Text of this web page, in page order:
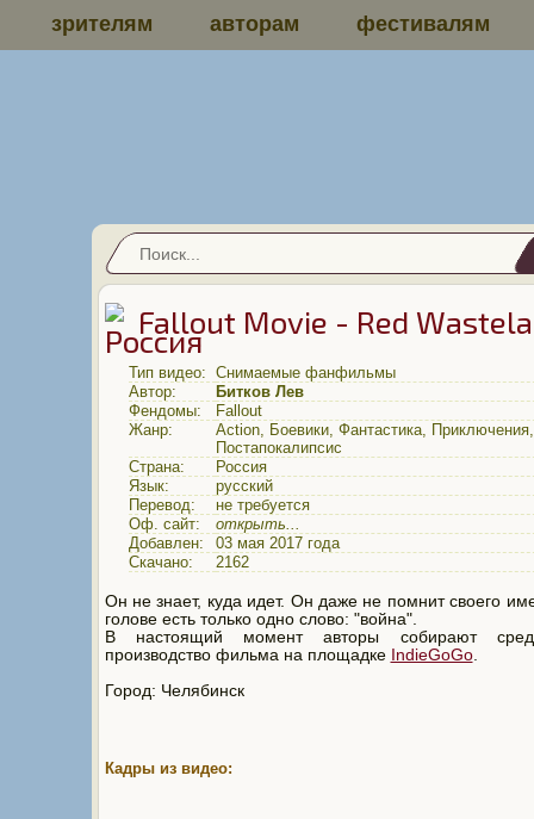
зрителям авторам фестивалям
Fallout Movie - Red
Тип видео: Снимаемые фанфильмы
Автор:
Битков Лев
Фендомы:
Fallout
Жанр:
Action, Боевики, Фантастика, Приключения,
Постапокалипсис
Страна:
Россия
Язык:
русский
Перевод:
не требуется
Оф. сайт:
открыть...
Добавлен:
03 мая 2017 года
Скачано:
2162
Он не знает, куда идет. Он даже не помнит своего
голове есть только одно слово: "война".
В настоящий момент авторы собирают
производство фильма на площадке IndieGoGo.
Город: Челябинск
Кадры из видео: